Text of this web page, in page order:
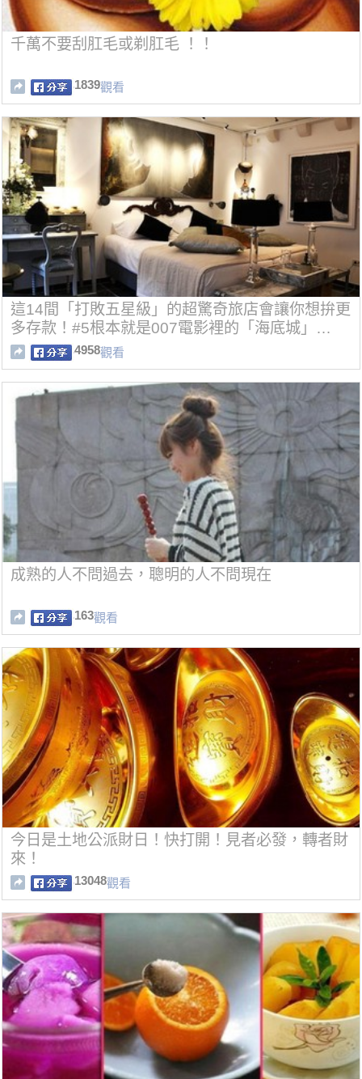
千萬不要刮肛毛或剃肛毛 ！！
1839觀看
這14間「打敗五星級」的超驚奇旅店會讓你想拚更
多存款！#5根本就是007電影裡的「海底城」…
4958觀看
成熟的人不問過去，聰明的人不問現在
163觀看
今日是土地公派財日！快打開！見者必發，轉者財
來！
13048觀看